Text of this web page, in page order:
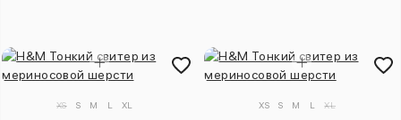
XS S M L XL XS S M L XL